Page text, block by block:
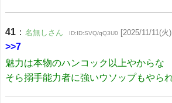
41 ： 名無しさん ID:ID:SVQ/qQ3U0 [2025/11/11(
>>7
魅力は本物のハンコック以上やからな
そら搦手能力者に強いウソップもやら